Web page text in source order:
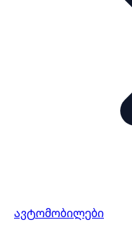
ავტომობილები